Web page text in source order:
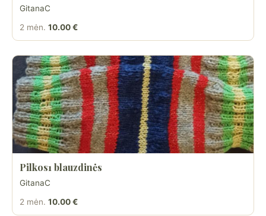
GitanaC
2 mėn. 10.00 €
Pilkos1 blauzdinės
GitanaC
2 mėn. 10.00 €